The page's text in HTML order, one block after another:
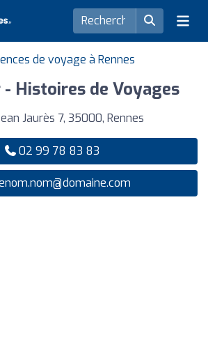
de voyage à Rennes
Histoires de Voyages
Jaurès 7, 35000, Rennes
02 99 78 83 83